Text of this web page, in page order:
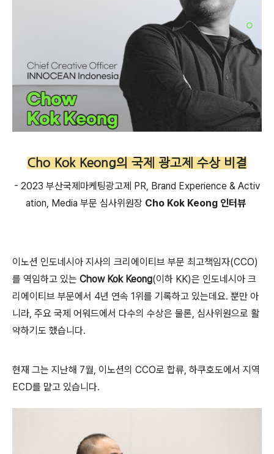
Cho Kok Keong의 국제 광고제 수상 비결
- 2023 부산국제마케팅광고제 PR, Brand Experience & Activ
ation, Media 부문 심사위원장 Cho Kok Keong 인터뷰
이노션 인도네시아 지사의 크리에이티브 부문 최고책임자(CCO)
를 역임하고 있는 Chow Kok Keong(이하 KK)은 인도네시아 크
리에이티브 부문에서 4년 연속 1위를 기록하고 있는데요. 뿐만 아
니라, 주요 국제 어워드에서 다수의 수상은 물론, 심사위원으로 활
약하기도 했습니다.
현재 그는 지난해 7월, 이노션의 CCO로 합류, 하쿠호도에서 지역
ECD를 맡고 있습니다.